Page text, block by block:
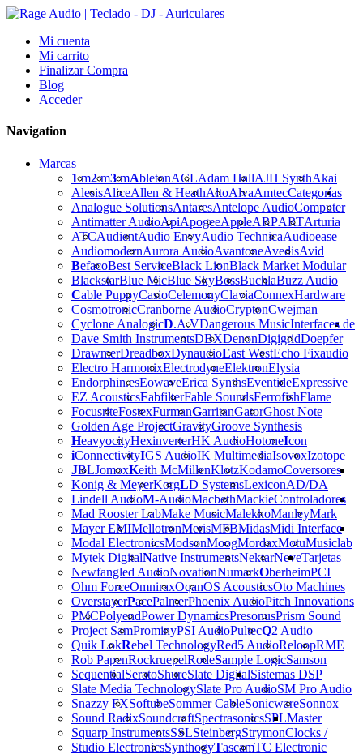
Mi cuenta
Mi carrito
Finalizar Compra
Blog
Acceder
Navigation
Marcas
1m2m3mAbletonACLAdam HallAJH SynthAkai
AlesisAliceAllen & HeathAltoAlvaAmtec
Analogue SolutionsAntaresAntelope Audio
Antimatter AudioApiApogeeAppleARPARTArturia
ATCAudientAudio EnvyAudio TechnicaAudioease
AudiomodernAurora AudioAvantoneAvedisAvid
BefacoBest ServiceBlack LionBlack Market Modular
BlackstarBlue MicBlue SkyBossBuchlaBuzz Audio
Cable PuppyCasioCelemonyClaviaConnex
CosmotronicCranborne AudioCryptonCwejman
Cyclone AnalogicD.A.VDangerous Music
Dave Smith InstrumentsDBXDenonDigigridDoepfer
DrawmerDreadboxDynaudioEast WestEcho Fix
Electro HarmonixElectrodyneElektronElysia
Endorphin.esEowaveErica SynthsEventideExpressive
EZ AcousticsFabfilterFable SoundsFerrofishFlame
FocusriteFostexFurmanGarritanGatorGhost Note
Golden Age ProjectGravityGroove Synthesis
HeavyocityHexinverterHK AudioHotoneIcon
iConnectivityIGS AudioIK MultimediaIsovoxIzotope
JBLJomoxKeith McMillenKlotzKodamo
Konig & MeyerKorgLD SystemsLexicon
Lindell AudioM-AudioMacbethMackie
Mad Rooster LabMake MusicMalekkoManleyMark
Mayer EMIMellotronMerisMFBMidas
Modal ElectronicsModsonMoogMordaxMotuMusiclab
Mytek DigitalNative InstrumentsNektarNeve
Newfangled AudioNovationNumarkOberheim
Ohm ForceOmniraxOqanOS AcousticsOto Machines
OverstayerPacePalmerPhoenix AudioPitch Innovations
PMCPolyendPower DynamicsPresonusPrism Sound
Project SamProminyPSI AudioPultecQ2 Audio
Quik LokRebel TechnologyRed5 AudioReloopRME
Rob PapenRockruepelRodeSample LogicSamson
SequentialSeratoShureSlate Digital
Slate Media TechnologySlate Pro AudioSM Pro Audio
Snazzy FXSoftubeSommer CableSonicwareSonnox
Sound RadixSoundcraftSpectrasonicsSPL
Squarp InstrumentsSSLSteinbergStrymon
Studio ElectronicsSynthogyTascamTC Electronic
Categorías
Computer
Hardware
Interfaces de
audio
Coversores
AD/DA
Controladores
Midi Interface
Tarjetas
PCI
Sistemas DSP
Master
Clocks /